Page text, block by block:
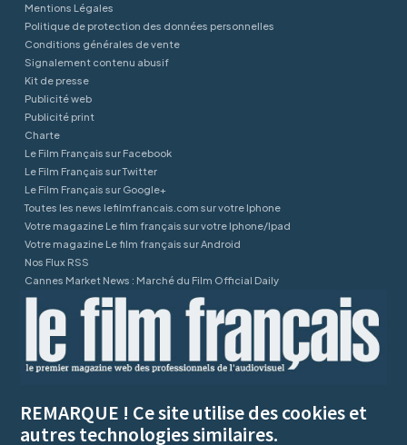
Mentions Légales
Politique de protection des données personnelles
Conditions générales de vente
Signalement contenu abusif
Kit de presse
Publicité web
Publicité print
Charte
Le Film Français sur Facebook
Le Film Français sur Twitter
Le Film Français sur Google+
Toutes les news lefilmfrancais.com sur votre Iphone
Votre magazine Le film français sur votre Iphone/Ipad
Votre magazine Le film français sur Android
Nos Flux RSS
Cannes Market News : Marché du Film Official Daily
REMARQUE ! Ce site utilise des cookies et
autres technologies similaires.